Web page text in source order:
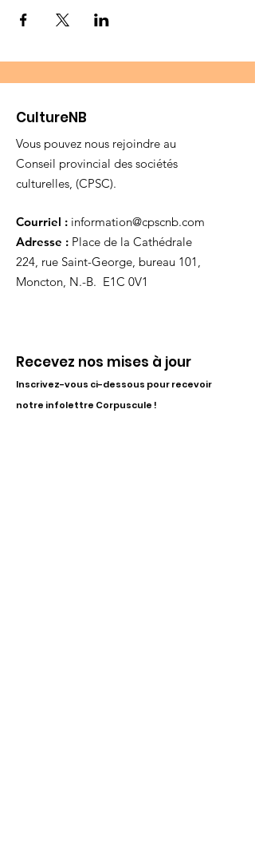
CultureNB
Vous pouvez nous rejoindre au
Conseil provincial des sociétés
culturelles, (CPSC).
Courriel : information@cpscnb.com
Adresse : Place de la Cathédrale
224, rue Saint-George, bureau 101,
Moncton, N.-B. E1C 0V1
Recevez nos mises à jour
Inscrivez-vous ci-dessous pour recevoir
notre infolettre Corpuscule !